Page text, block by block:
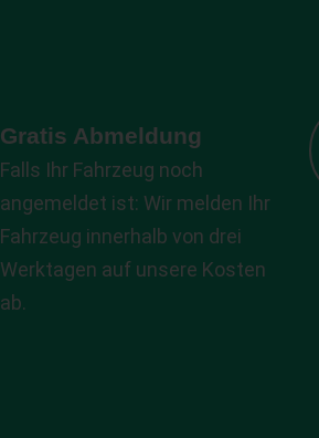
Gratis Abmeldung
Falls Ihr Fahrzeug noch
angemeldet ist: Wir melden Ihr
Fahrzeug innerhalb von drei
Werktagen auf unsere Kosten
ab.